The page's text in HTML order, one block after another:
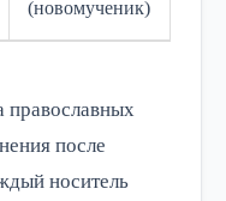
(новомученик)
православных
после
носитель